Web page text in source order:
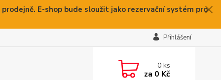
E-shop bude sloužit jako rezervační systém pro
Přihlášení
0ks
za 0 Kč